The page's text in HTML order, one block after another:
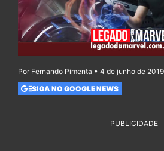
Por Fernando Pimenta • 4 de junho de
SIGA NO GOOGLE NEWS
PUBLICIDADE